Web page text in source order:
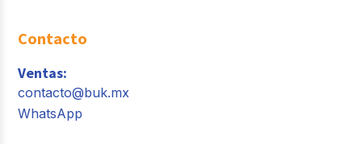
Contacto
Ventas:
contacto@buk.mx
WhatsApp